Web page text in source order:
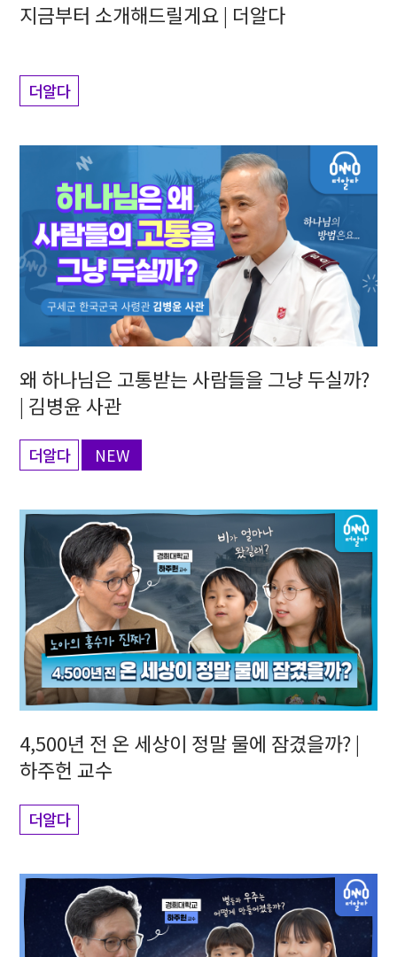
지금부터 소개해드릴게요 | 더알다
더알다
왜 하나님은 고통받는 사람들을 그냥 두실까?
| 김병윤 사관
더알다 NEW
4,500년 전 온 세상이 정말 물에 잠겼을까? |
하주헌 교수
더알다